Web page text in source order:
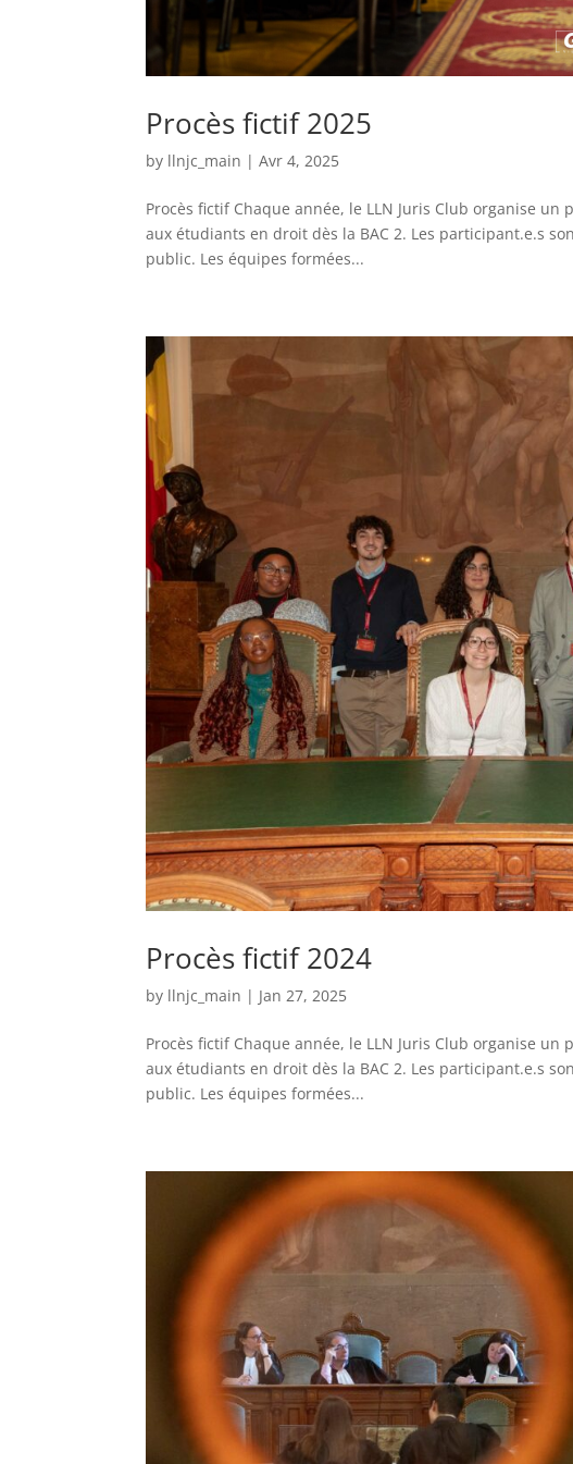
Procès fictif 2025
by llnjc_main |Avr 4, 2025
Procès fictif Chaque année, le LLN Juris Club organise
aux étudiants en droit dès la BAC 2. Les participant.e.s
public. Les équipes formées...
Procès fictif 2024
by llnjc_main | Jan 27, 2025
Procès fictif Chaque année, le LLN Juris Club organise
aux étudiants en droit dès la BAC 2. Les participant.e.s
public. Les équipes formées...